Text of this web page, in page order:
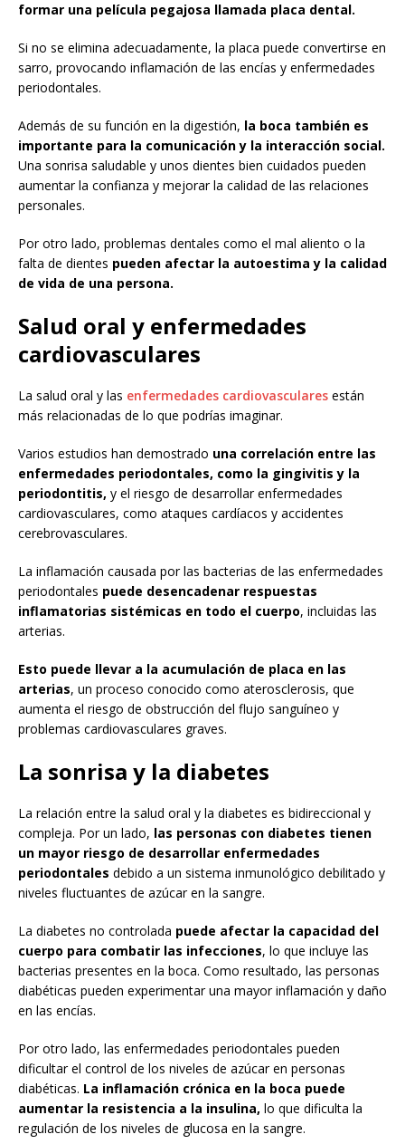
formar una película pegajosa llamada placa dental.
Si no se elimina adecuadamente, la placa puede convertirse en
sarro, provocando inflamación de las encías y enfermedades
periodontales.
Además de su función en la digestión, la boca también es
importante para la comunicación y la interacción social.
Una sonrisa saludable y unos dientes bien cuidados pueden
aumentar la confianza y mejorar la calidad de las relaciones
personales.
Por otro lado, problemas dentales como el mal aliento o la
falta de dientes pueden afectar la autoestima y la calidad
de vida de una persona.
Salud oral y enfermedades
cardiovasculares
La salud oral y las enfermedades cardiovasculares están
más relacionadas de lo que podrías imaginar.
Varios estudios han demostrado una correlación entre las
enfermedades periodontales, como la gingivitis y la
periodontitis, y el riesgo de desarrollar enfermedades
cardiovasculares, como ataques cardíacos y accidentes
cerebrovasculares.
La inflamación causada por las bacterias de las enfermedades
periodontales puede desencadenar respuestas
inflamatorias sistémicas en todo el cuerpo, incluidas las
arterias.
Esto puede llevar a la acumulación de placa en las
arterias, un proceso conocido como aterosclerosis, que
aumenta el riesgo de obstrucción del flujo sanguíneo y
problemas cardiovasculares graves.
La sonrisa y la diabetes
La relación entre la salud oral y la diabetes es bidireccional y
compleja. Por un lado, las personas con diabetes tienen
un mayor riesgo de desarrollar enfermedades
periodontales debido a un sistema inmunológico debilitado y
niveles fluctuantes de azúcar en la sangre.
La diabetes no controlada puede afectar la capacidad del
cuerpo para combatir las infecciones, lo que incluye las
bacterias presentes en la boca. Como resultado, las personas
diabéticas pueden experimentar una mayor inflamación y daño
en las encías.
Por otro lado, las enfermedades periodontales pueden
dificultar el control de los niveles de azúcar en personas
diabéticas. La inflamación crónica en la boca puede
aumentar la resistencia a la insulina, lo que dificulta la
regulación de los niveles de glucosa en la sangre.